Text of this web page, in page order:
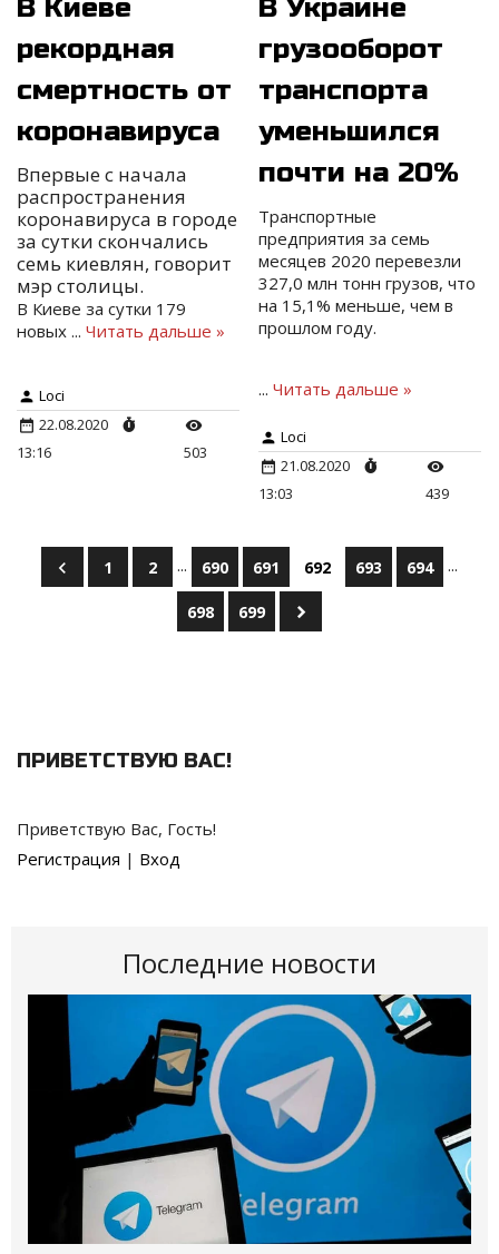
В Киеве
рекордная
смертность от
коронавируса
Впервые с начала
распространения
коронавируса в городе
за сутки скончались
семь киевлян, говорит
мэр столицы.
В Киеве за сутки 179
новых ... Читать дальше »
Loci
22.08.2020
13:16
503
В Украине
грузооборот
транспорта
уменьшился
почти на 20%
Транспортные
предприятия за семь
месяцев 2020 перевезли
327,0 млн тонн грузов, что
на 15,1% меньше, чем в
прошлом году.
...Читать дальше »
Loci
21.08.2020
13:03
439
1 2 ... 690 691 692 693 694 ...
698 699
ПРИВЕТСТВУЮ ВАС!
Приветствую Вас, Гость!
Регистрация | Вход
Последние новости